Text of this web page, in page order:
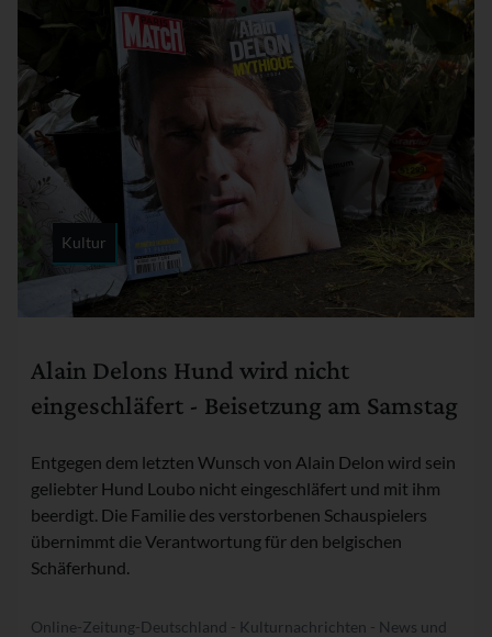
Alain Delons Hund wird nicht
eingeschläfert - Beisetzung am Samstag
Entgegen dem letzten Wunsch von Alain Delon wird sein
geliebter Hund Loubo nicht eingeschläfert und mit ihm
beerdigt. Die Familie des verstorbenen Schauspielers
übernimmt die Verantwortung für den belgischen
Schäferhund.
Kultur
Online-Zeitung-Deutschland - Kulturnachrichten - News und